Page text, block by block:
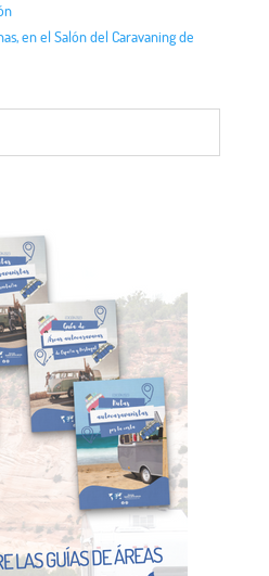
en el Salón del Caravaning de